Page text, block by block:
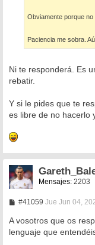
Obviamente porque no
Paciencia me sobra.
Ni te responderá. Es
rebatir.
Y si le pides que te
es libre de no hacerlo
Mensajes: 2203
#41059M
n
s
a
Jue Jun 04,
A vosotros que os
lenguaje que